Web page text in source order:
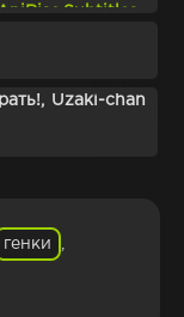
AniRise.Subtitles
Uzaki-chan
генки